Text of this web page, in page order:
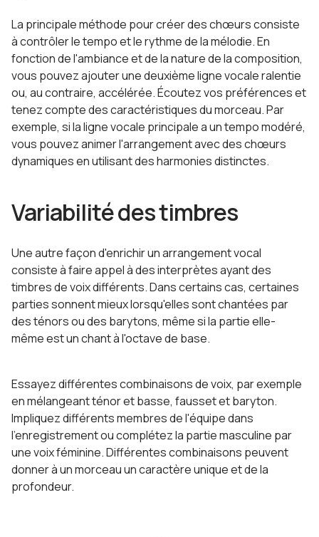
La principale méthode pour créer des chœurs consiste
à contrôler le tempo et le rythme de la mélodie. En
fonction de l'ambiance et de la nature de la composition,
vous pouvez ajouter une deuxième ligne vocale ralentie
ou, au contraire, accélérée. Écoutez vos préférences et
tenez compte des caractéristiques du morceau. Par
exemple, si la ligne vocale principale a un tempo modéré,
vous pouvez animer l'arrangement avec des chœurs
dynamiques en utilisant des harmonies distinctes.
Variabilité des timbres
Une autre façon d'enrichir un arrangement vocal
consiste à faire appel à des interprètes ayant des
timbres de voix différents. Dans certains cas, certaines
parties sonnent mieux lorsqu'elles sont chantées par
des ténors ou des barytons, même si la partie elle-
même est un chant à l'octave de base.
Essayez différentes combinaisons de voix, par exemple
en mélangeant ténor et basse, fausset et baryton.
Impliquez différents membres de l'équipe dans
l'enregistrement ou complétez la partie masculine par
une voix féminine. Différentes combinaisons peuvent
donner à un morceau un caractère unique et de la
profondeur.